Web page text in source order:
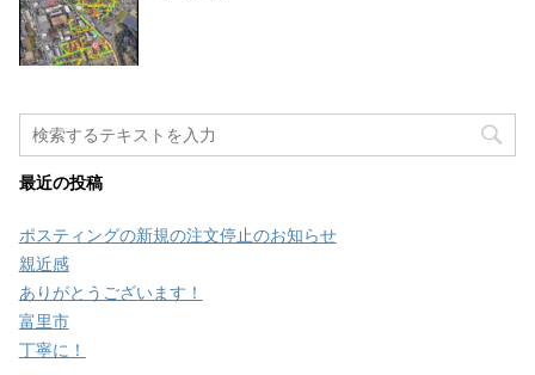
最近の投稿
ポスティングの新規の注文停止のお知らせ
親近感
ありがとうございます！
富里市
丁寧に！